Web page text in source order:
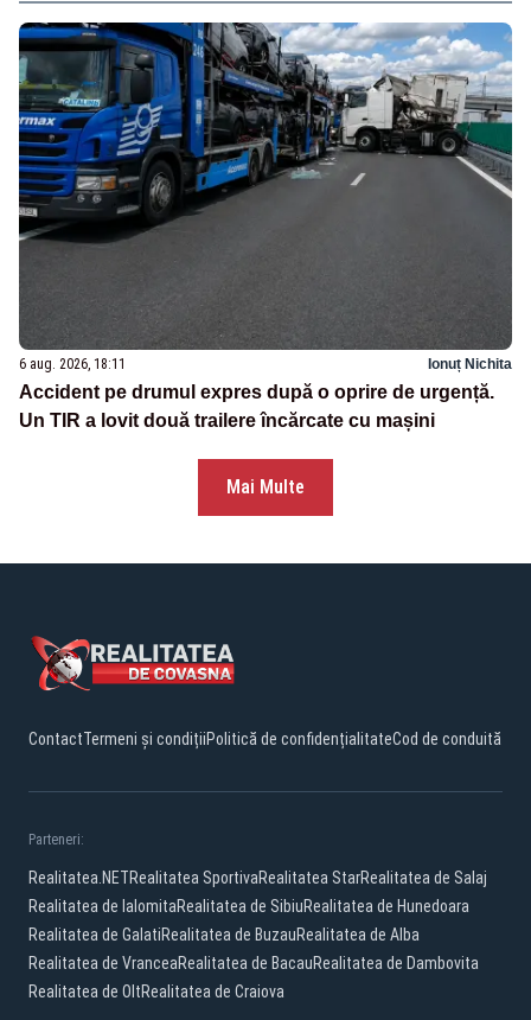
6 aug. 2026, 18:11 Ionuț Nichita
Accident pe drumul expres după o oprire de urgență.
Un TIR a lovit două trailere încărcate cu mașini
Mai Multe
ContactTermeni și condițiiPolitică de confidențialitateCod de conduită
Parteneri:
Realitatea.NETRealitatea SportivaRealitatea StarRealitatea de Salaj
Realitatea de IalomitaRealitatea de SibiuRealitatea de Hunedoara
Realitatea de GalatiRealitatea de BuzauRealitatea de Alba
Realitatea de VranceaRealitatea de BacauRealitatea de Dambovita
Realitatea de OltRealitatea de Craiova